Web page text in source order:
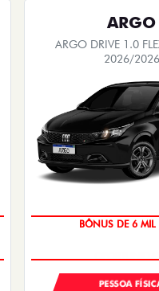
ARGO
ARGO DRIVE 1.0
2026/2026
BÔNUS DE 6 MIL
PESSOA